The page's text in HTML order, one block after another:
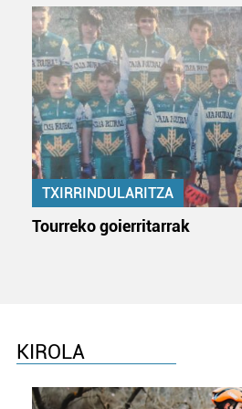
TXIRRINDULARITZA
Tourreko goierritarrak
KIROLA